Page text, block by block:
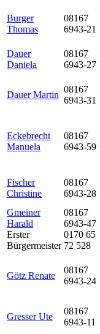
Burger
Thomas
08167
6943-21
Dauer
Daniela
08167
6943-27
Dauer Martin
08167
6943-31
Eckebrecht
Manuela
08167
6943-59
Fischer
Christine
08167
6943-28
Gmeiner
Harald
Erster
Bürgermeister
08167
6943-47
0170 65
72 528
Götz Renate
08167
6943-24
Gresser Ute
08167
6943-11